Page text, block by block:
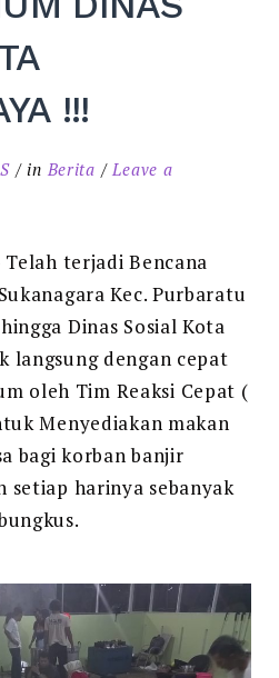
!!!
in Berita
Leave a
terjadi Bencana
Kec. Purbaratu
Dinas Sosial Kota
langsung dengan cepat
oleh Tim Reaksi Cepat (
Menyediakan makan
bagi korban banjir
setiap harinya sebanyak